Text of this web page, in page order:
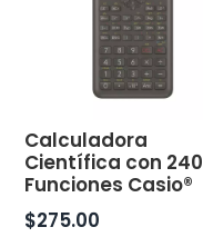
Calculadora
Científica con 240
Funciones Casio®
$275.00